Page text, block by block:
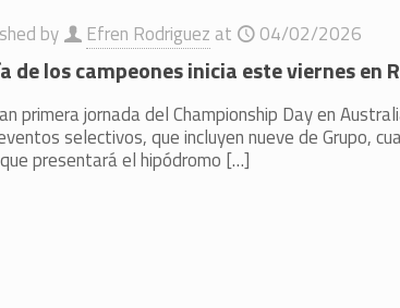
by Efren Rodriguez at 04/02/2026
de los campeones inicia este viernes en
primera jornada del Championship Day en
selectivos, que incluyen nueve de Grupo,
presentará el hipódromo […]